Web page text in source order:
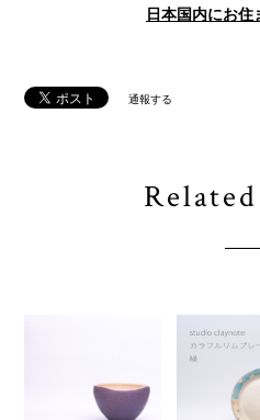
日本国内にお住
通報する